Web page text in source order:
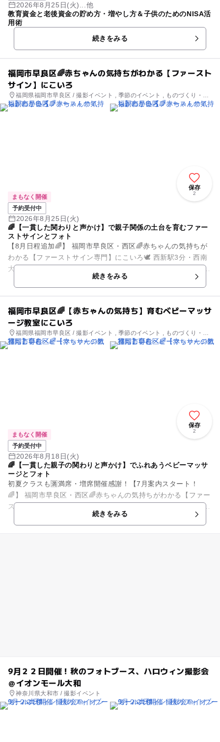
2026年8月25日(火)...他
教育資金と老後資金の貯め方・増やし方＆子供のためのNISA活
用術
続きをみる
福岡市早良区🌈赤ちゃんの気持ちがわかる【ファースト
サイン】にこいろ
福岡県福岡市早良区 / 撮影イベント , 季節のイベント , ものづくり・学
び体験 , ミニイベント
保存
2
まもなく開催
予約受付中
2026年8月25日(火)
🌈【一貫した関わりと声かけ】で親子関係の土台を育むファー
ストサインとフォト
【8月日程追加🌈】 福岡市早良区・西区🌈赤ちゃんの気持ちが
わかる【ファーストサイン専門】にこいろ🕊️ 西新駅3分・西南
大学内コミュニティセンターで毎月開催しています🏫 ＼🏫好評
続きをみる
福岡市早良区🌈【赤ちゃんの気持ち】育むベビーマッサ
ージ教室にこいろ
福岡県福岡市早良区 / 撮影イベント , 季節のイベント , ものづくり・学
び体験 , ミニイベント
保存
2
まもなく開催
予約受付中
2026年8月18日(火)
🌈【一貫した親子の関わりと声かけ】でふれあうベビーマッサ
ージとフォト
初夏クラスも🈵満席・増席開催感謝！【7月案内スタート！
🌈】 福岡市早良区・西区🌈赤ちゃんの気持ちがわかる【ファー
ストサイン専門】のベビーマッサージ教室「にこいろ」🕊️ 西新
続きをみる
9月２２日開催！秋のフォトブース、ハロウィン撮影会
＠イオンモール大和
神奈川県大和市 / 撮影イベント